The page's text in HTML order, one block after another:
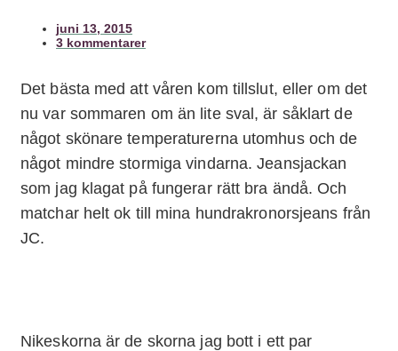
juni 13, 2015
3 kommentarer
Det bästa med att våren kom tillslut, eller om det
nu var sommaren om än lite sval, är såklart de
något skönare temperaturerna utomhus och de
något mindre stormiga vindarna. Jeansjackan
som jag klagat på fungerar rätt bra ändå. Och
matchar helt ok till mina hundrakronorsjeans från
JC.
Nikeskorna är de skorna jag bott i ett par